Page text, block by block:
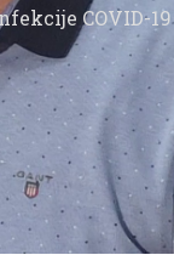
COVID-19